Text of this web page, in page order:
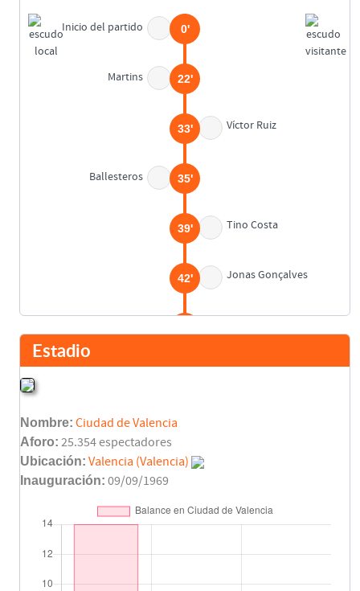
Inicio del partido 0'
Martins 22'
Víctor Ruiz
33'
Ballesteros 35'
Tino Costa
39'
Jonas Gonçalves
42'
Martins
Nelson Valdez
69'
Estadio
Nombre: Ciudad de Valencia
Aforo: 25.354 espectadores
Ubicación: Valencia (Valencia)
Inauguración: 09/09/1969